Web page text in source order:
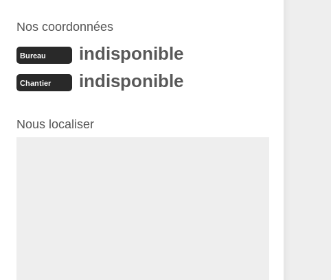
Nos coordonnées
Bureau indisponible
Chantier indisponible
Nous localiser